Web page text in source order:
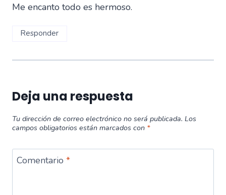
Me encanto todo es hermoso.
Responder
Deja una respuesta
Tu dirección de correo electrónico no será publicada. Los
campos obligatorios están marcados con *
Comentario *